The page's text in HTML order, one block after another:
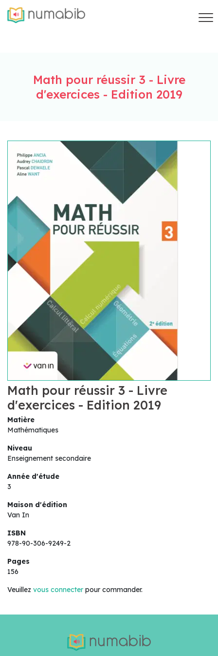
Math pour réussir 3 - Livre
d'exercices - Edition 2019
Math pour réussir 3 - Livre
d'exercices - Edition 2019
Matière
Mathématiques
Niveau
Enseignement secondaire
Année d'étude
3
Maison d'édition
Van In
ISBN
978-90-306-9249-2
Pages
156
Veuillez vous connecter pour commander.